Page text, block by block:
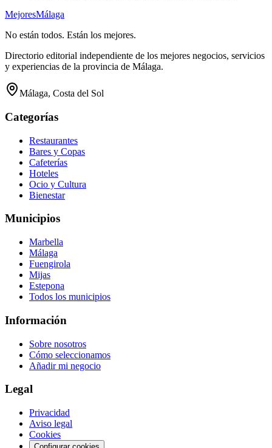
MejoresMálaga
No están todos. Están los mejores.
Directorio editorial independiente de los mejores negocios, servicios
y experiencias de la provincia de Málaga.
Málaga, Costa del Sol
Categorías
Restaurantes
Bares y Copas
Cafeterías
Hoteles
Ocio y Cultura
Bienestar
Municipios
Marbella
Málaga
Fuengirola
Mijas
Estepona
Todos los municipios
Información
Sobre nosotros
Cómo seleccionamos
Añadir mi negocio
Legal
Privacidad
Aviso legal
Cookies